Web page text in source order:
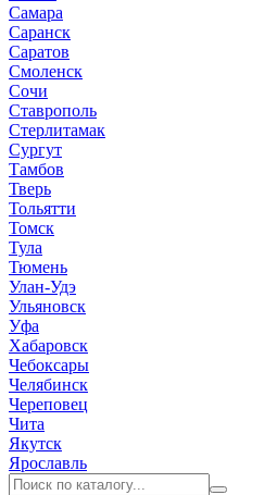
Самара
Саранск
Саратов
Смоленск
Сочи
Ставрополь
Стерлитамак
Сургут
Тамбов
Тверь
Тольятти
Томск
Тула
Тюмень
Улан-Удэ
Ульяновск
Уфа
Хабаровск
Чебоксары
Челябинск
Череповец
Чита
Якутск
Ярославль